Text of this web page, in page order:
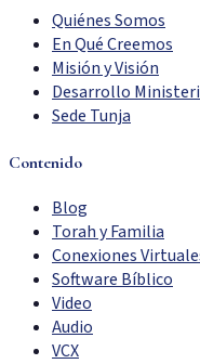
Quiénes Somos
En Qué Creemos
Misión y Visión
Desarrollo
Sede Tunja
Contenido
Blog
Torah y Familia
Conexiones
Software Bíblico
Video
Audio
VCX